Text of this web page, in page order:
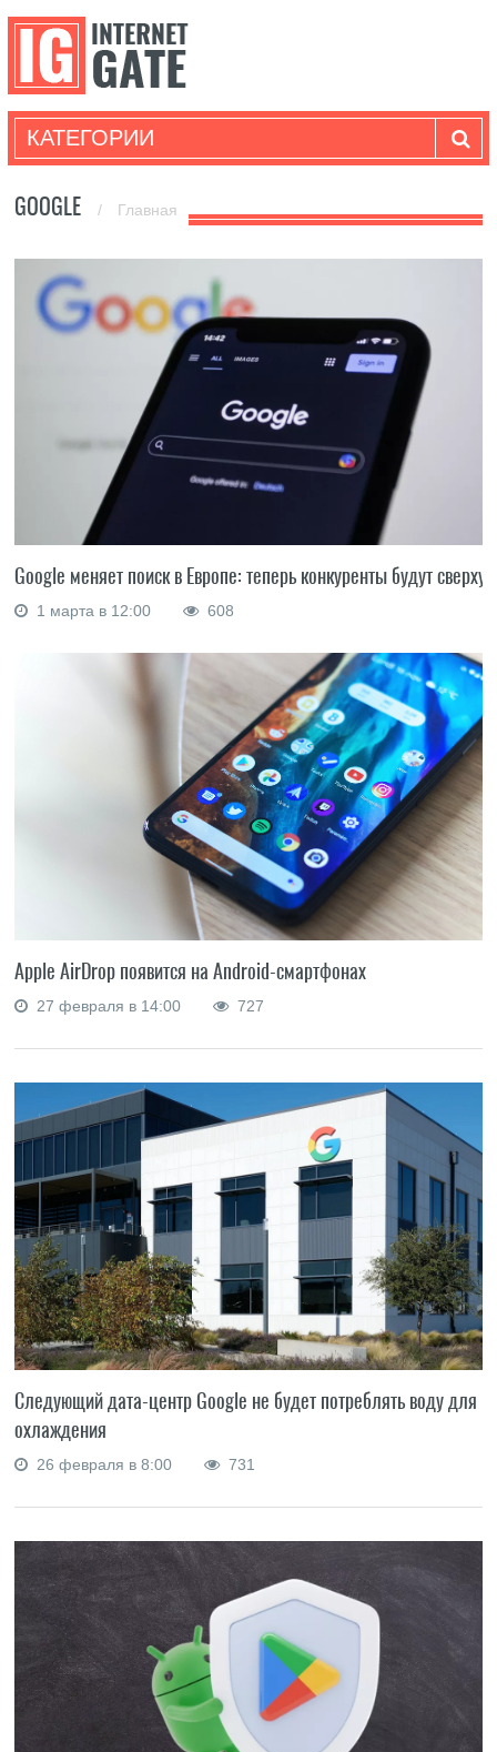
КАТЕГОРИИ
GOOGLE / Главная
Google меняет поиск в Европе: теперь конкуренты будут сверху
1 марта в 12:00 608
Apple AirDrop появится на Android-смартфонах
27 февраля в 14:00 727
Следующий дата-центр Google не будет потреблять воду для
охлаждения
26 февраля в 8:00 731